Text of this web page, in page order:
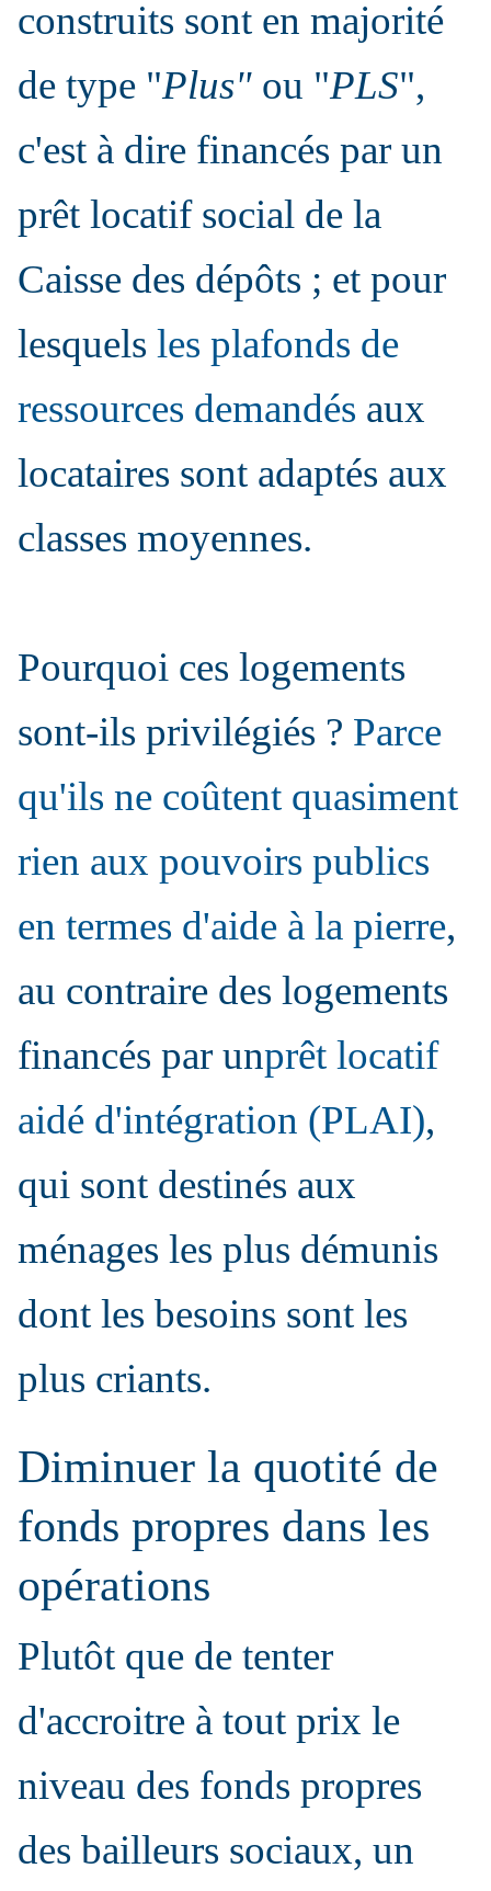
construits sont en majorité
de type "Plus" ou "PLS",
c'est à dire financés par un
prêt locatif social de la
Caisse des dépôts ; et pour
lesquels les plafonds de
ressources demandés aux
locataires sont adaptés aux
classes moyennes.
Pourquoi ces logements
sont-ils privilégiés ? Parce
qu'ils ne coûtent quasiment
rien aux pouvoirs publics
en termes d'aide à la pierre,
au contraire des logements
financés par unprêt locatif
aidé d'intégration (PLAI),
qui sont destinés aux
ménages les plus démunis
dont les besoins sont les
plus criants.
Diminuer la quotité de
fonds propres dans les
opérations
Plutôt que de tenter
d'accroitre à tout prix le
niveau des fonds propres
des bailleurs sociaux, un